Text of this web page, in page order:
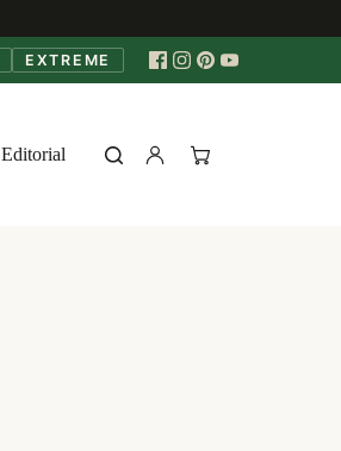
EXTREME
Editorial